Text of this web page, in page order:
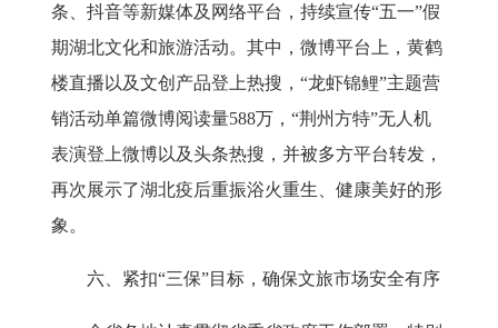
条、抖音等新媒体及网络平台，持续宣传“五一”假
期湖北文化和旅游活动。其中，微博平台上，黄鹤
楼直播以及文创产品登上热搜，“龙虾锦鲤”主题营
销活动单篇微博阅读量588万，“荆州方特”无人机
表演登上微博以及头条热搜，并被多方平台转发，
再次展示了湖北疫后重振浴火重生、健康美好的形
象。
六、紧扣“三保”目标，确保文旅市场安全有序